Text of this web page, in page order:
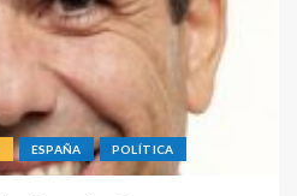
ESPAÑA POLÍTICA